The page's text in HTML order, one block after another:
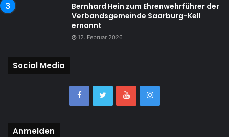
Bernhard Hein zum Ehrenwehrführer der
Verbandsgemeinde Saarburg-Kell
ernannt
12. Februar 2026
Social Media
Anmelden